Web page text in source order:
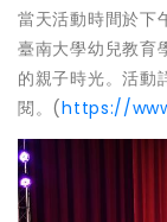
當天活動時間於下
臺南大學幼兒教育
的親子時光。活動
閱。(https://